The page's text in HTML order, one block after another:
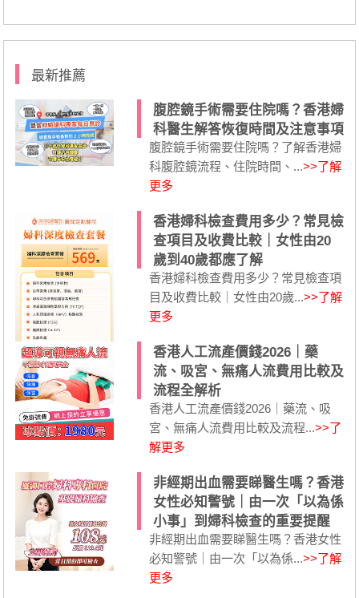
最新推薦
腹腔鏡手術需要住院嗎？香港婦
科醫生解答恢復時間及注意事項
腹腔鏡手術需要住院嗎？了解香港婦
科腹腔鏡流程、住院時間、...>>了解
更多
香港婦科檢查費用多少？常見檢
查項目及收費比較｜女性由20
歲到40歲都應了解
香港婦科檢查費用多少？常見檢查項
目及收費比較｜女性由20歲...>>了解
更多
香港人工流產價錢2026｜藥
流、吸宮、無痛人流費用比較及
流程全解析
香港人工流產價錢2026｜藥流、吸
宮、無痛人流費用比較及流程...>>了
解更多
非經期出血需要睇醫生嗎？香港
女性必知警號｜由一次「以為係
小事」到婦科檢查的重要提醒
非經期出血需要睇醫生嗎？香港女性
必知警號｜由一次「以為係...>>了解
更多